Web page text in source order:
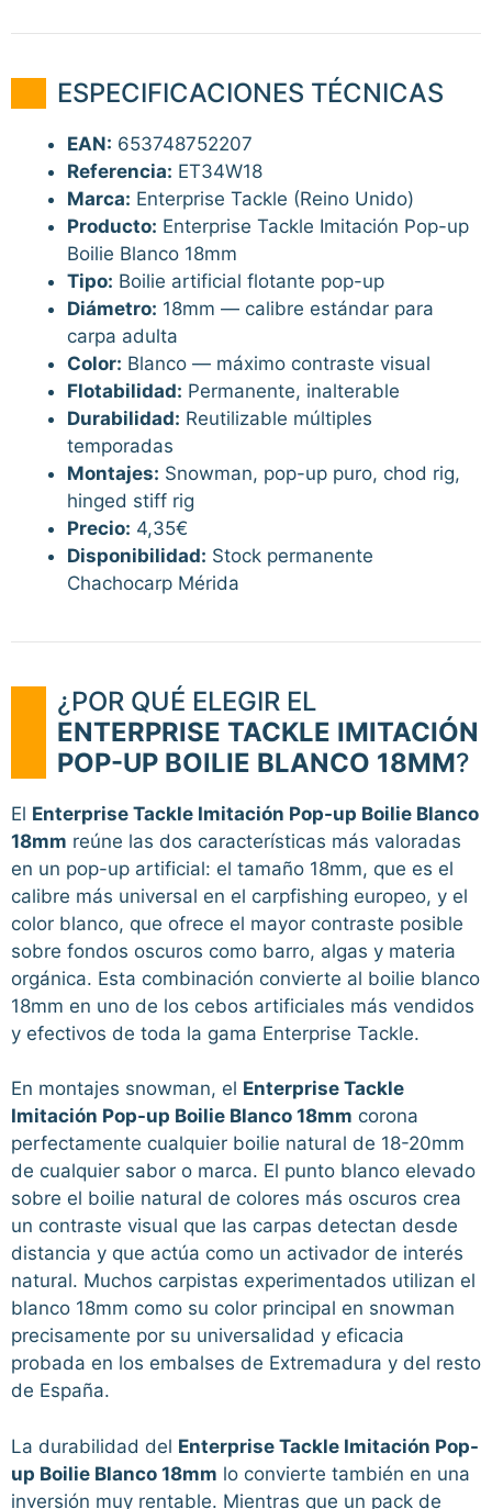
ESPECIFICACIONES TÉCNICAS
EAN: 653748752207
Referencia: ET34W18
Marca: Enterprise Tackle (Reino Unido)
Producto: Enterprise Tackle Imitación Pop-up
Boilie Blanco 18mm
Tipo: Boilie artificial flotante pop-up
Diámetro: 18mm — calibre estándar para
carpa adulta
Color: Blanco — máximo contraste visual
Flotabilidad: Permanente, inalterable
Durabilidad: Reutilizable múltiples
temporadas
Montajes: Snowman, pop-up puro, chod rig,
hinged stiff rig
Precio: 4,35€
Disponibilidad: Stock permanente
Chachocarp Mérida
¿POR QUÉ ELEGIR EL
ENTERPRISE TACKLE IMITACIÓN
POP-UP BOILIE BLANCO 18MM?
El Enterprise Tackle Imitación Pop-up Boilie Blanco
18mm reúne las dos características más valoradas
en un pop-up artificial: el tamaño 18mm, que es el
calibre más universal en el carpfishing europeo, y el
color blanco, que ofrece el mayor contraste posible
sobre fondos oscuros como barro, algas y materia
orgánica. Esta combinación convierte al boilie blanco
18mm en uno de los cebos artificiales más vendidos
y efectivos de toda la gama Enterprise Tackle.
En montajes snowman, el Enterprise Tackle
Imitación Pop-up Boilie Blanco 18mm corona
perfectamente cualquier boilie natural de 18-20mm
de cualquier sabor o marca. El punto blanco elevado
sobre el boilie natural de colores más oscuros crea
un contraste visual que las carpas detectan desde
distancia y que actúa como un activador de interés
natural. Muchos carpistas experimentados utilizan el
blanco 18mm como su color principal en snowman
precisamente por su universalidad y eficacia
probada en los embalses de Extremadura y del resto
de España.
La durabilidad del Enterprise Tackle Imitación Pop-
up Boilie Blanco 18mm lo convierte también en una
inversión muy rentable. Mientras que un pack de